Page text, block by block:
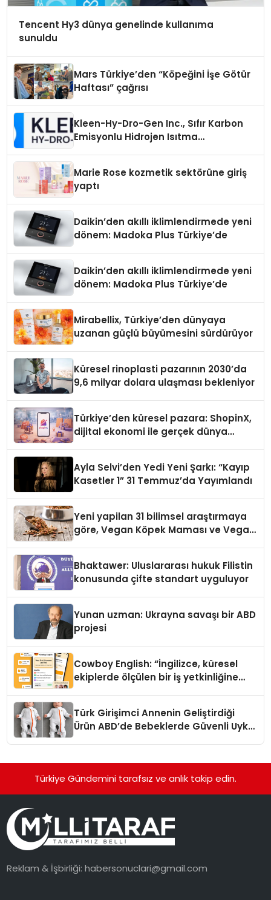
Tencent Hy3 dünya genelinde kullanıma
sunuldu
Mars Türkiye’den “Köpeğini İşe Götür
Haftası” çağrısı
Kleen-Hy-Dro-Gen Inc., Sıfır Karbon
Emisyonlu Hidrojen Isıtma
Marie Rose kozmetik sektörüne giriş
yaptı
Daikin’den akıllı iklimlendirmede yeni
dönem: Madoka Plus Türkiye’de
Daikin’den akıllı iklimlendirmede yeni
dönem: Madoka Plus Türkiye’de
Mirabellix, Türkiye’den dünyaya
uzanan güçlü büyümesini sürdürüyor
Küresel rinoplasti pazarının 2030’da
9,6 milyar dolara ulaşması bekleniyor
Türkiye’den küresel pazara: ShopinX,
dijital ekonomi ile gerçek dünya
Ayla Selvi’den Yedi Yeni Şarkı: “Kayıp
Kasetler 1” 31 Temmuz’da Yayımlandı
Yeni yapilan 31 bilimsel araştırmaya
göre, Vegan Köpek Maması ve Vegan
Bhaktawer: Uluslararası hukuk Filistin
konusunda çifte standart uyguluyor
Yunan uzman: Ukrayna savaşı bir ABD
projesi
Cowboy English: “İngilizce, küresel
ekiplerde ölçülen bir iş yetkinliğine
Türk Girişimci Annenin Geliştirdiği
Ürün ABD’de Bebeklerde Güvenli Uyku
Türkiye Gündemini tarafsız ve anlık takip edin.
Reklam & İşbirliği:habersonuclari@gmail.com